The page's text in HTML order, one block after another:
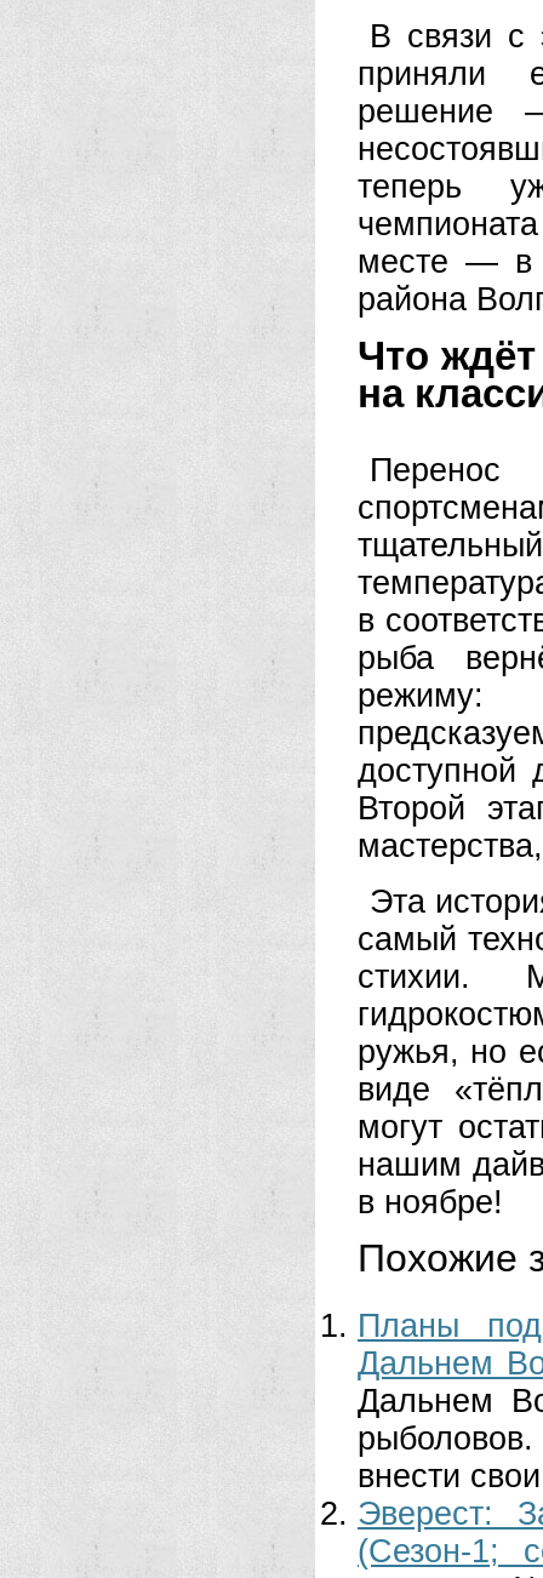
В связи с
приняли
решение
теперь
месте — в
района
Что
на
Перенос
в
рыба
режиму:
доступной
Второй
Эта
самый
стихии.
ружья, но
виде
могут
нашим
в ноябре!
Похожие
Планы
Дальнем
Дальнем
внести
Эверест:
(Сезон-1;